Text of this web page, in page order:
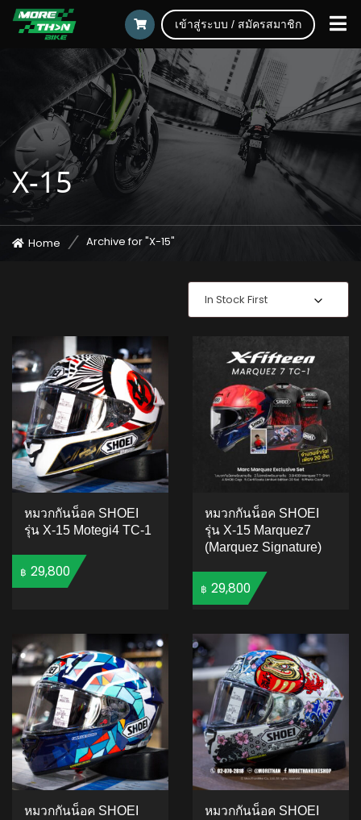
เข้าสู่ระบบ / สมัครสมาชิก
X-15
Home Archive for "X-15"
In Stock First
หมวกกันน็อค SHOEI
รุ่น X-15 Motegi4 TC-1
฿ 29,800
หมวกกันน็อค SHOEI
รุ่น X-15 Marquez7
(Marquez Signature)
฿ 29,800
หมวกกันน็อค SHOEI
หมวกกันน็อค SHOEI